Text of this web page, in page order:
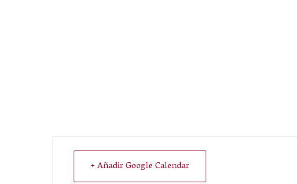
+ Añadir Google Calendar